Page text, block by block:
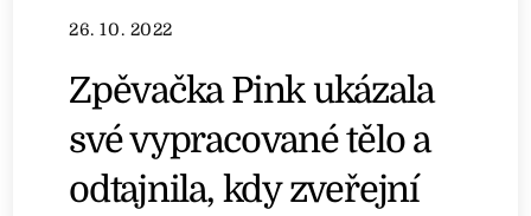
26. 10. 2022
Zpěvačka Pink ukázala
své vypracované tělo a
odtajnila, kdy zveřejní